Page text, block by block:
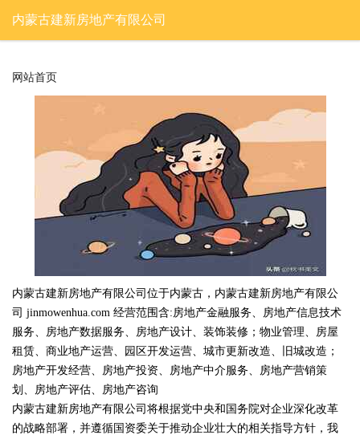
内蒙古建新房地产有限公司
网站首页
内蒙古建新房地产有限公司位于内蒙古，内蒙古建新房地产有限公
司 jinmowenhua.com 经营范围含:房地产金融服务、房地产信息技术
服务、房地产数据服务、房地产设计、装饰装修；物业管理、房屋
租赁、商业地产运营、园区开发运营、城市更新改造、旧城改造；
房地产开发经营、房地产投资、房地产中介服务、房地产营销策
划、房地产评估、房地产咨询
内蒙古建新房地产有限公司将根据党中央和国务院对企业深化改革
的战略部署，并遵循国资委关于推动企业壮大的相关指导方针，我